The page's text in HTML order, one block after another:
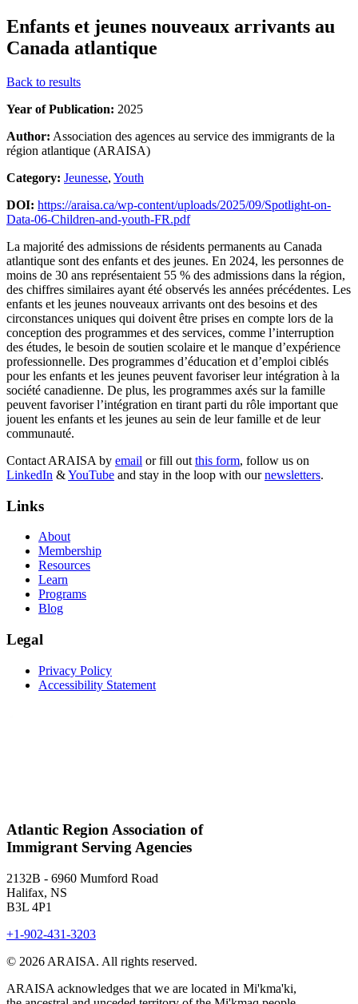
Enfants et jeunes nouveaux arrivants au
Canada atlantique
Back to results
Year of Publication: 2025
Author: Association des agences au service des immigrants de la
région atlantique (ARAISA)
Category: Jeunesse, Youth
DOI: https://araisa.ca/wp-content/uploads/2025/09/Spotlight-on-
Data-06-Children-and-youth-FR.pdf
La majorité des admissions de résidents permanents au Canada
atlantique sont des enfants et des jeunes. En 2024, les personnes de
moins de 30 ans représentaient 55 % des admissions dans la région,
des chiffres similaires ayant été observés les années précédentes. Les
enfants et les jeunes nouveaux arrivants ont des besoins et des
circonstances uniques qui doivent être prises en compte lors de la
conception des programmes et des services, comme l’interruption
des études, le besoin de soutien scolaire et le manque d’expérience
professionnelle. Des programmes d’éducation et d’emploi ciblés
pour les enfants et les jeunes peuvent favoriser leur intégration à la
société canadienne. De plus, les programmes axés sur la famille
peuvent favoriser l’intégration en tirant parti du rôle important que
jouent les enfants et les jeunes au sein de leur famille et de leur
communauté.
Contact ARAISA by email or fill out this form, follow us on
LinkedIn &YouTube and stay in the loop with ournewsletters.
Links
About
Membership
Resources
Learn
Programs
Blog
Legal
Privacy Policy
Accessibility Statement
Atlantic Region Association of
Immigrant Serving Agencies
2132B - 6960 Mumford Road
Halifax, NS
B3L 4P1
+1-902-431-3203
© 2026 ARAISA. All rights reserved.
ARAISA acknowledges that we are located in Mi'kma'ki,